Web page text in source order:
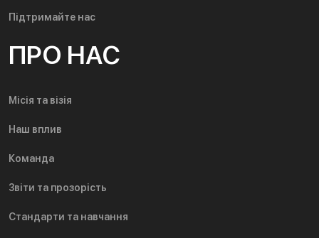
Підтримайте нас
ПРО НАС
Місія та візія
Наш вплив
Команда
Звіти та прозорість
Стандарти та навчання